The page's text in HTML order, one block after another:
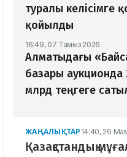
туралы келісімге
қойылды
16:49, 07 Тамыз 2026
Алматыдағы
базары аукционда
млрд теңгеге
ЖАҢАЛЫҚТАР 14:40, 26
Қазақстандық